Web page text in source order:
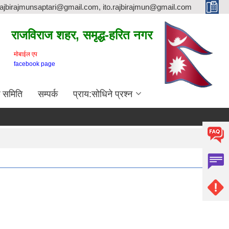
ito.rajbirajmun@gmail.com
राजविराज शहर, समृद्ध-हरित नगर
माेबाईल एप
facebook page
समिति सम्पर्क प्राय:सोधिने प्रश्न